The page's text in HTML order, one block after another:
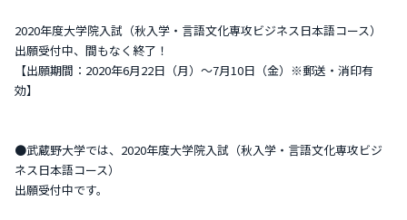
2020年度大学院入試（秋入学・言語文化専攻ビジネス日本語コース）
出願受付中、間もなく終了！
【出願期間：2020年6月22日（月）～7月10日（金）※郵送・消印有
効】
●武蔵野大学では、2020年度大学院入試（秋入学・言語文化専攻ビジ
ネス日本語コース）
出願受付中です。